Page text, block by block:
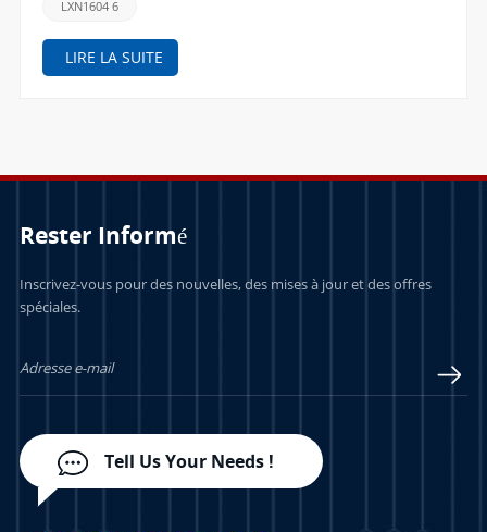
LXN1604 6
LIRE LA SUITE
Rester Informé
Inscrivez-vous pour des nouvelles, des mises à jour et des offres
spéciales.
Tell Us Your Needs !